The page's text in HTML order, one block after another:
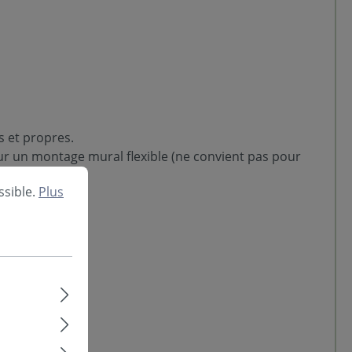
et propres.
un montage mural flexible (ne convient pas pour
Plus